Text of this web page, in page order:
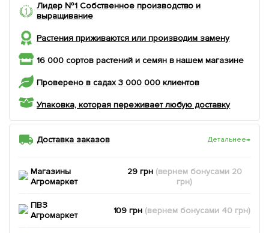
Лидер №1 Собственное производство и
выращивание
Растения приживаются или производим замену
16 000 сортов растений и семян в нашем магазине
Проверено в садах 3 000 000 клиентов
Упаковка, которая переживает любую доставку
Доставка заказов Детальнее→
Магазины
Агромаркет
29 грн (вернем бонусами 20
грн)
ПВЗ
Агромаркет
109 грн (вернем бонусами 40 грн)